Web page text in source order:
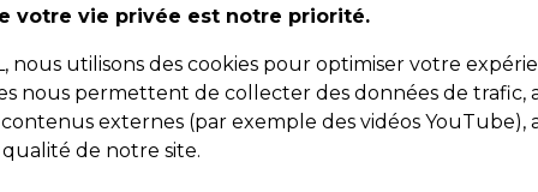
Ajouter au panier
Qté
1 Ajouter au
votre vie privée est notre priorité.
nous utilisons des cookies pour optimiser votre
nous permettent de collecter des données de trafic,
externes (par exemple des vidéos YouTube),
de notre site.